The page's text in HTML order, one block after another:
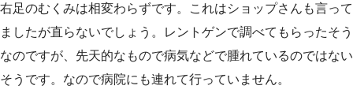
右足のむくみは相変わらずです。これはショップさんも言って
ましたが直らないでしょう。レントゲンで調べてもらったそう
なのですが、先天的なもので病気などで腫れているのではない
そうです。なので病院にも連れて行っていません。